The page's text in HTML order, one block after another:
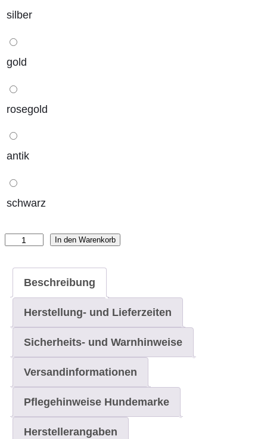
silber
gold
rosegold
antik
schwarz
Hundemarke
Acryl
Menge
In den Warenkorb
Beschreibung
Herstellung- und Lieferzeiten
Sicherheits- und Warnhinweise
Versandinformationen
Pflegehinweise Hundemarke
Herstellerangaben